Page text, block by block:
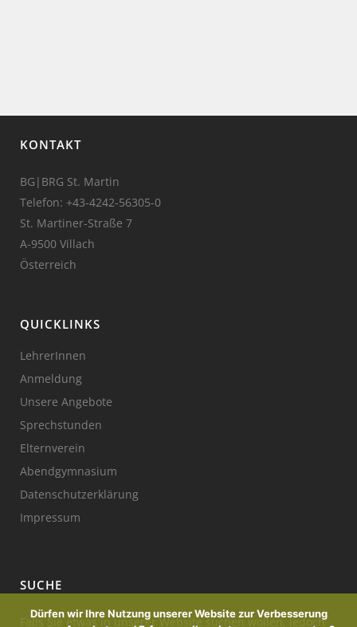
KONTAKT
BG|BRG St. Martin
Telefon: +43-4242-56305-0
St. Martiner-Straße 7
A-9500 Villach
Österreich
QUICKLINKS
LehrerInnen
Anmeldung
Unsere Angebote
Sprechstunden
Elternverein
Abendgymnasium
Datenschutzerklärung
Impressum
SUCHE
Falls Sie etwas in unserer Website suchen wollen, jedoch
Dürfen wir Ihre Nutzung unserer Website zur Verbesserung